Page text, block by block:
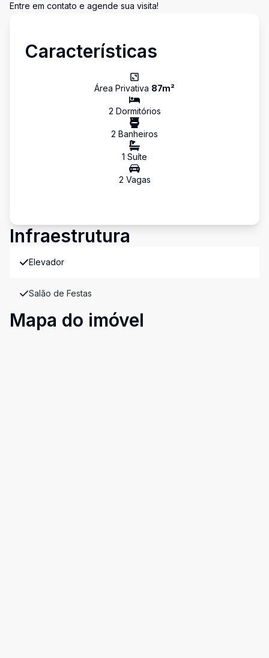
Entre em contato e agende sua visita!
Características
Área Privativa 87m²
2 Dormitórios
2 Banheiros
1 Suíte
2 Vagas
Infraestrutura
Elevador
Salão de Festas
Mapa do imóvel